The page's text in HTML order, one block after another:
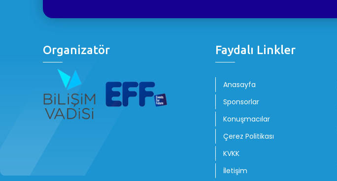
Organizatör Faydalı Linkler
Anasayfa
Sponsorlar
Konuşmacılar
Çerez Politikası
KVKK
İletişim